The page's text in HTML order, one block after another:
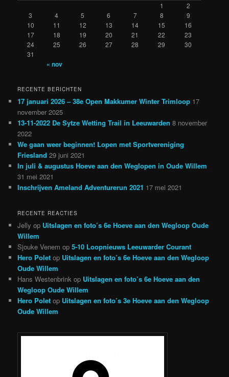
1
2
3
4 5 6 7 8
9
10
11 12 13 14 15
16
17
18 19 20 21 22
23
24
25 26 27 28 29
30
31
« nov
RECENTE BERICHTEN
17 januari 2026 – 38e Open Makkumer Winter Trimloop 17
november 2025
13-11-2022 De Sytze Wetting Trail in Leeuwarden 8 november
2022
We gaan weer beginnen! Lopen met Sportvereniging
Friesland 29 juni 2021
In juli & augustus Hoeve aan den Weglopen in Oude Willem
31 mei 2021
Inschrijven Ameland Adventurerun 2021 17 mei 2021
RECENTE REACTIES
Jelly op Uitslagen en foto’s 6e Hoeve aan den Wegloop Oude
Willem
Sjouke Venem op5-10 Loopnieuws Leeuwarder Courant
Hero Polet op Uitslagen en foto’s 6e Hoeve aan den Wegloop
Oude Willem
Hans Westenbrink op Uitslagen en foto’s 6e Hoeve aan den
Wegloop Oude Willem
Hero Polet op Uitslagen en foto’s 3e Hoeve aan den Wegloop
Oude Willem